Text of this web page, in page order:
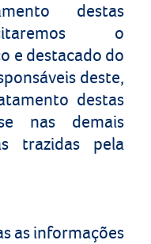
destas
o
e destacado do
deste,
destas
nas demais
trazidas pela
as informações